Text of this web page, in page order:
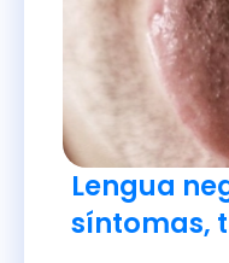
Lengua
síntomas,